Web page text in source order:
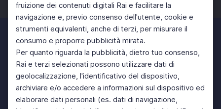
fruizione dei contenuti digitali Rai e facilitare la
navigazione e, previo consenso dell'utente, cookie e
strumenti equivalenti, anche di terzi, per misurare il
consumo e proporre pubblicità mirata.
Per quanto riguarda la pubblicità, dietro tuo consenso,
Rai e terzi selezionati possono utilizzare dati di
geolocalizzazione, l'identificativo del dispositivo,
archiviare e/o accedere a informazioni sul dispositivo ed
elaborare dati personali (es. dati di navigazione,
Facebook Twitter Instagram